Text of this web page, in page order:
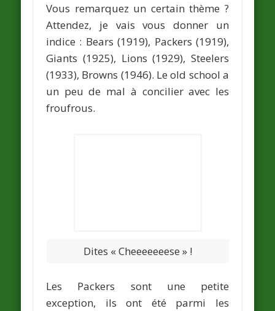
Vous remarquez un certain thème ?
Attendez, je vais vous donner un
indice : Bears (1919), Packers (1919),
Giants (1925), Lions (1929), Steelers
(1933), Browns (1946). Le old school a
un peu de mal à concilier avec les
froufrous.
Dites « Cheeeeeeese » !
Les Packers sont une petite
exception, ils ont été parmi les